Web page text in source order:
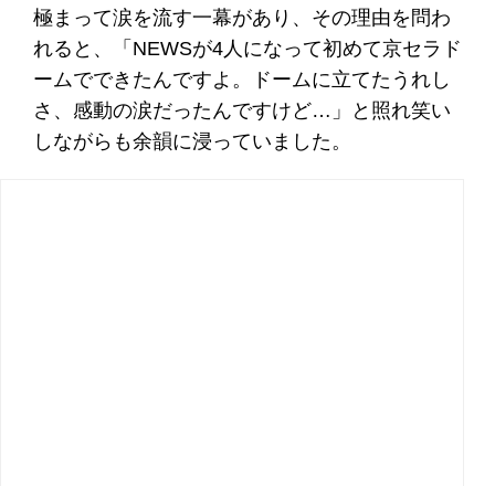
極まって涙を流す一幕があり、その理由を問わ
れると、「NEWSが4人になって初めて京セラド
ームでできたんですよ。ドームに立てたうれし
さ、感動の涙だったんですけど…」と照れ笑い
しながらも余韻に浸っていました。